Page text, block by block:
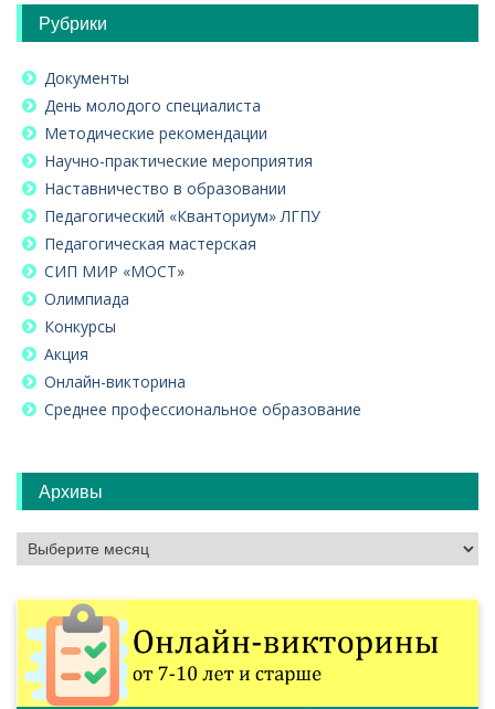
Рубрики
Документы
День молодого специалиста
Методические рекомендации
Научно-практические мероприятия
Наставничество в образовании
Педагогический «Кванториум» ЛГПУ
Педагогическая мастерская
СИП МИР «МОСТ»
Олимпиада
Конкурсы
Акция
Онлайн-викторина
Среднее профессиональное образование
Архивы
Архивы